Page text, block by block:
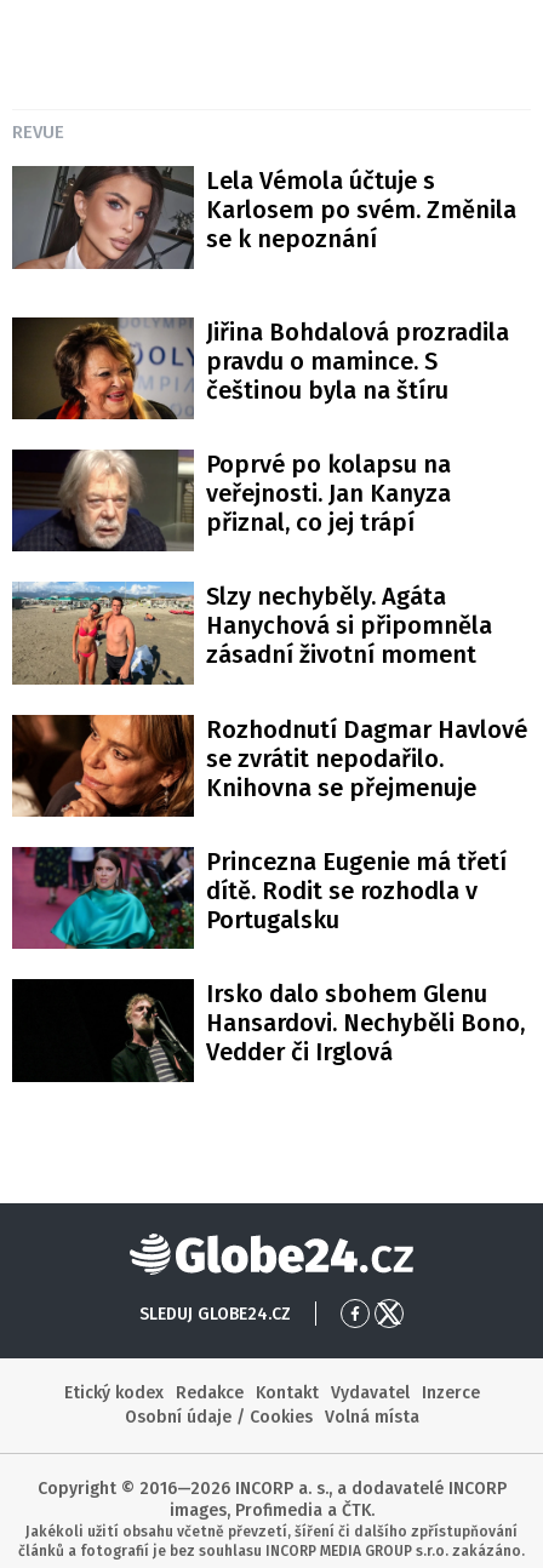
REVUE
Lela Vémola účtuje s
Karlosem po svém. Změnila
se k nepoznání
Jiřina Bohdalová prozradila
pravdu o mamince. S
češtinou byla na štíru
Poprvé po kolapsu na
veřejnosti. Jan Kanyza
přiznal, co jej trápí
Slzy nechyběly. Agáta
Hanychová si připomněla
zásadní životní moment
Rozhodnutí Dagmar Havlové
se zvrátit nepodařilo.
Knihovna se přejmenuje
Princezna Eugenie má třetí
dítě. Rodit se rozhodla v
Portugalsku
Irsko dalo sbohem Glenu
Hansardovi. Nechyběli Bono,
Vedder či Irglová
Globe24
SLEDUJ GLOBE24.CZ
Přejít
Facebook
Přejít
X
Etický kodex
Redakce Kontakt Vydavatel
Inzerce
Osobní údaje / Cookies
Volná místa
Copyright © 2016—2026 INCORP a. s., a dodavatelé INCORP
images, Profimedia a ČTK.
Jakékoli užití obsahu včetně převzetí, šíření či dalšího zpřístupňování
článků a fotografií je bez souhlasu INCORP MEDIA GROUP s.r.o. zakázáno.